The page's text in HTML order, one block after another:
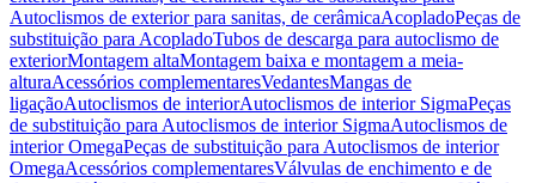
Autoclismos de exterior para sanitas, de cerâmicaAcopladoPeças de
substituição para AcopladoTubos de descarga para autoclismo de
exteriorMontagem altaMontagem baixa e montagem a meia-
alturaAcessórios complementaresVedantesMangas de
ligaçãoAutoclismos de interiorAutoclismos de interior SigmaPeças
de substituição para Autoclismos de interior SigmaAutoclismos de
interior OmegaPeças de substituição para Autoclismos de interior
OmegaAcessórios complementaresVálvulas de enchimento e de